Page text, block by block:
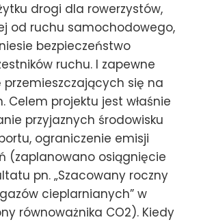
drogi dla rowerzystów,
od ruchu samochodowego,
bezpieczeństwo
ruchu. I zapewne
przemieszczających się na
Celem projektu jest właśnie
przyjaznych środowisku
ograniczenie emisji
(zaplanowano osiągnięcie
pn. „Szacowany roczny
cieplarnianych” w
równoważnika CO2). Kiedy